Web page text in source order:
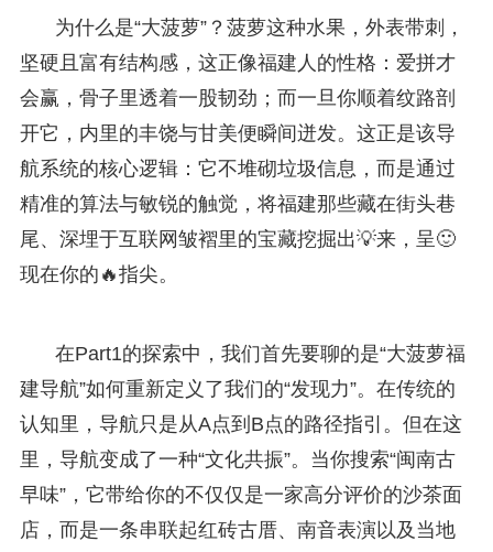
为什么是“大菠萝”？菠萝这种水果，外表带刺，
坚硬且富有结构感，这正像福建人的性格：爱拼才
会赢，骨子里透着一股韧劲；而一旦你顺着纹路剖
开它，内里的丰饶与甘美便瞬间迸发。这正是该导
航系统的核心逻辑：它不堆砌垃圾信息，而是通过
精准的算法与敏锐的触觉，将福建那些藏在街头巷
尾、深埋于互联网皱褶里的宝藏挖掘出💡来，呈🙂
现在你的🔥指尖。
在Part1的探索中，我们首先要聊的是“大菠萝福
建导航”如何重新定义了我们的“发现力”。在传统的
认知里，导航只是从A点到B点的路径指引。但在这
里，导航变成了一种“文化共振”。当你搜索“闽南古
早味”，它带给你的不仅仅是一家高分评价的沙茶面
店，而是一条串联起红砖古厝、南音表演以及当地